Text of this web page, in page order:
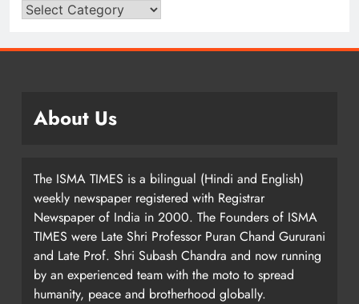
About Us
The ISMA TIMES is a bilingual (Hindi and English)
weekly newspaper registered with Registrar
Newspaper of India in 2000. The Founders of ISMA
TIMES were Late Shri Professor Puran Chand Gururani
and Late Prof. Shri Subash Chandra and now running
by an experienced team with the moto to spread
humanity, peace and brotherhood globally.